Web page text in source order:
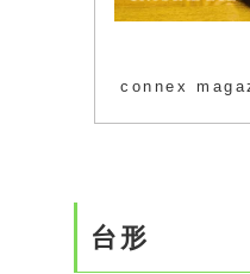
connex
台形